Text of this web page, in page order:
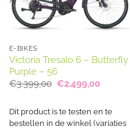
E-BIKES
Victoria Tresalo 6 – Butterfly
Purple – 56
€3.399,00 Oorspronkelijke
€3.399,00.
€2.499,00Huidige
Dit product is te testen en te
bestellen in de winkel (variaties